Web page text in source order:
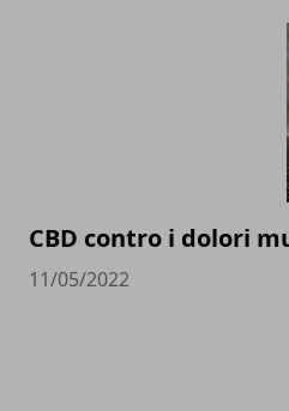
CBD contro i dolori
11/05/2022